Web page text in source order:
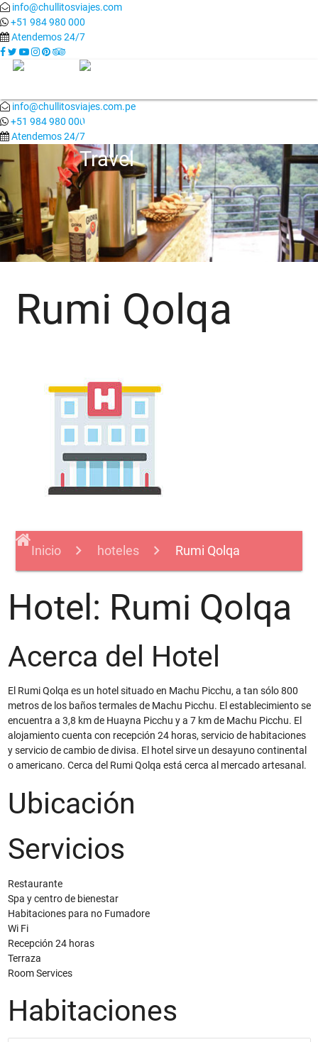
info@chullitosviajes.com
+51 984 980 000
Atendemos 24/7
info@chullitosviajes.com.pe
+51 984 980 000
Atendemos 24/7
Rumi Qolqa
Inicio hoteles Rumi Qolqa
Hotel: Rumi Qolqa
Acerca del Hotel
El Rumi Qolqa es un hotel situado en Machu Picchu, a tan sólo 800
metros de los baños termales de Machu Picchu. El establecimiento se
encuentra a 3,8 km de Huayna Picchu y a 7 km de Machu Picchu. El
alojamiento cuenta con recepción 24 horas, servicio de habitaciones
y servicio de cambio de divisa. El hotel sirve un desayuno continental
o americano. Cerca del Rumi Qolqa está cerca al mercado artesanal.
Ubicación
Servicios
Restaurante
Spa y centro de bienestar
Habitaciones para no Fumadore
Wi Fi
Recepción 24 horas
Terraza
Room Services
Habitaciones